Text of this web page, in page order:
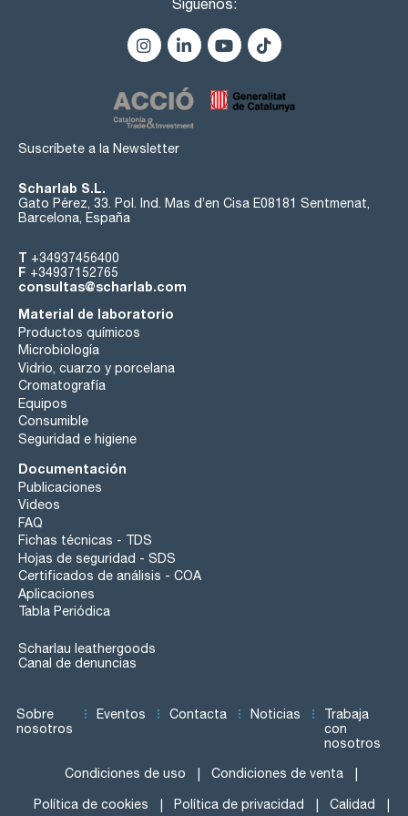
Síguenos:
Suscríbete a la Newsletter
Scharlab S.L.
Gato Pérez, 33. Pol. Ind. Mas d’en Cisa E08181 Sentmenat,
Barcelona, España
T +34937456400
F +34937152765
consultas@scharlab.com
Material de laboratorio
Productos químicos
Microbiología
Vidrio, cuarzo y porcelana
Cromatografía
Equipos
Consumible
Seguridad e higiene
Documentación
Publicaciones
Videos
FAQ
Fichas técnicas - TDS
Hojas de seguridad - SDS
Certificados de análisis - COA
Aplicaciones
Tabla Periódica
Scharlau leathergoods
Canal de denuncias
Sobre
nosotros
Eventos Contacta Noticias
Trabaja
con
nosotros
Condiciones de uso Condiciones de venta
Política de cookies Política de privacidad Calidad